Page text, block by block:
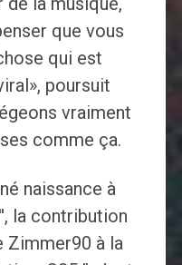
que vous
qui est
poursuit
vraiment
comme ça.
naissance à
la contribution
Zimmer90 à la